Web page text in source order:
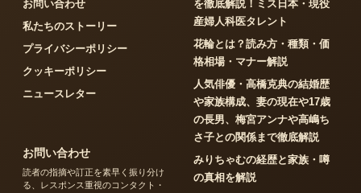
お問い合わせ
私たちのストーリー
プライバシーポリシー
クッキーポリシー
ニュースレター
を徹底解説！ミス日本・現役
産婦人科医タレント
花輪とは？読み方・種類・価
格相場・マナー解説
人気俳優・高橋克典の結婚歴
や家族構成、妻の現在や17歳
の長男、梅宮アンナや高嶋ち
さ子との関係まで徹底解説
みりちゃむの経歴と家族・噂
の真相を解説
お問い合わせ
読者の指摘や訂正を素早く振り分け
る、レスポンス重視のコンタクト・